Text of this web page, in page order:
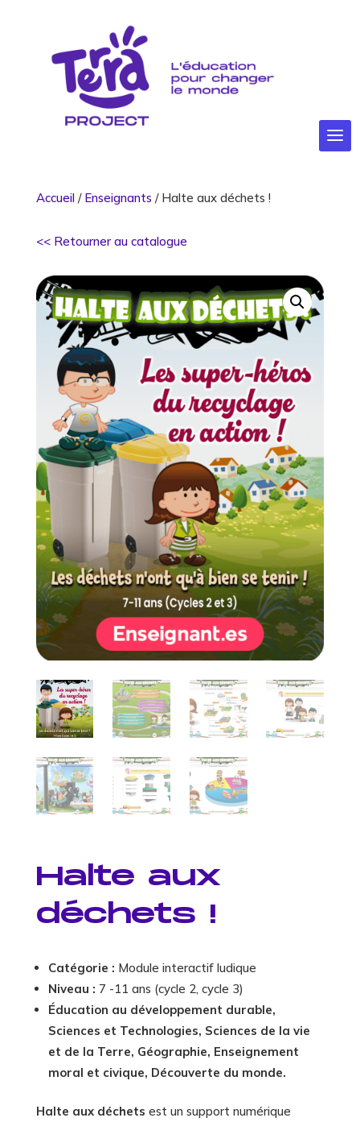
Accueil/ Enseignants / Halte aux déchets !
<< Retourner au catalogue
Halte aux
déchets !
Catégorie : Module interactif ludique
Niveau : 7 -11 ans (cycle 2, cycle 3)
Éducation au développement durable,
Sciences et Technologies, Sciences de la vie
et de la Terre, Géographie, Enseignement
moral et civique, Découverte du monde.
Halte aux déchets est un support numérique